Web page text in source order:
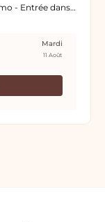
Au-dessus de l'agence A4 Immo - Entrée dans l'impasse sur le côté
Mardi
11 Août